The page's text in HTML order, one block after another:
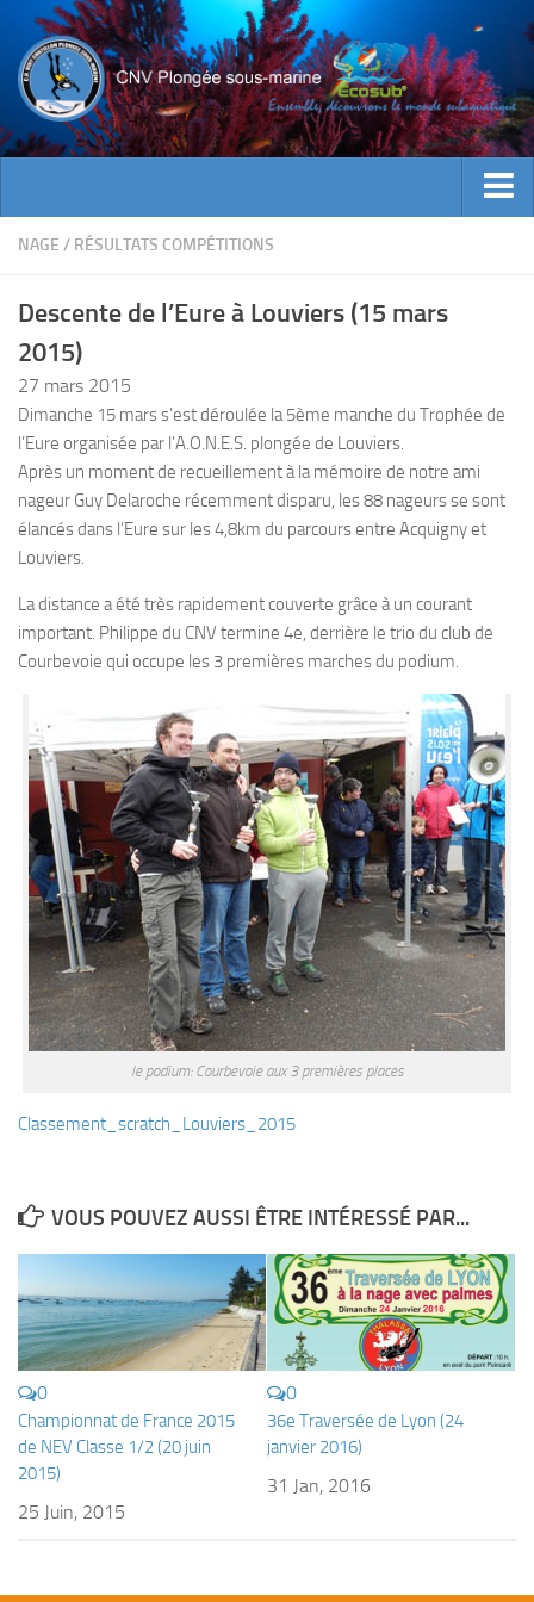
ACTUALITES
INFOS CNV
Bienvenue
Contacts
Documents utiles
Historique
ECOLE DE PLONGEE
Plongeur N1
Plongeur N2
Plongeur N3
Maintien des acquis
Guide de palanquée N4
Initiateur
Moniteur Fédéral
Organisation
Responsables
Fosse
Sorties techniques
SORTIES
Sorties 2024
Sorties 2023
Sorties 2021
Sorties 2019
NAGE / RÉSULTATS COMPÉTITIONS
Descente de l’Eure à Louviers (15 mars
2015)
27 mars 2015
Dimanche 15 mars s’est déroulée la 5ème manche du Trophée de
l’Eure organisée par l’A.O.N.E.S. plongée de Louviers.
Après un moment de recueillement à la mémoire de notre ami
nageur Guy Delaroche récemment disparu, les 88 nageurs se sont
élancés dans l’Eure sur les 4,8km du parcours entre Acquigny et
Louviers.
La distance a été très rapidement couverte grâce à un courant
important. Philippe du CNV termine 4e, derrière le trio du club de
Courbevoie qui occupe les 3 premières marches du podium.
le podium: Courbevoie aux 3 premières places
Classement_scratch_Louviers_2015
VOUS POUVEZ AUSSI ÊTRE INTÉRESSÉ PAR...
0
Championnat de France 2015
de NEV Classe 1/2 (20 juin
2015)
25 Juin, 2015
0
36e Traversée de Lyon (24
janvier 2016)
31 Jan, 2016